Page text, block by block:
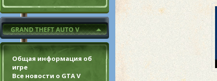
Общая информация об
игре
Все новости о GTA V